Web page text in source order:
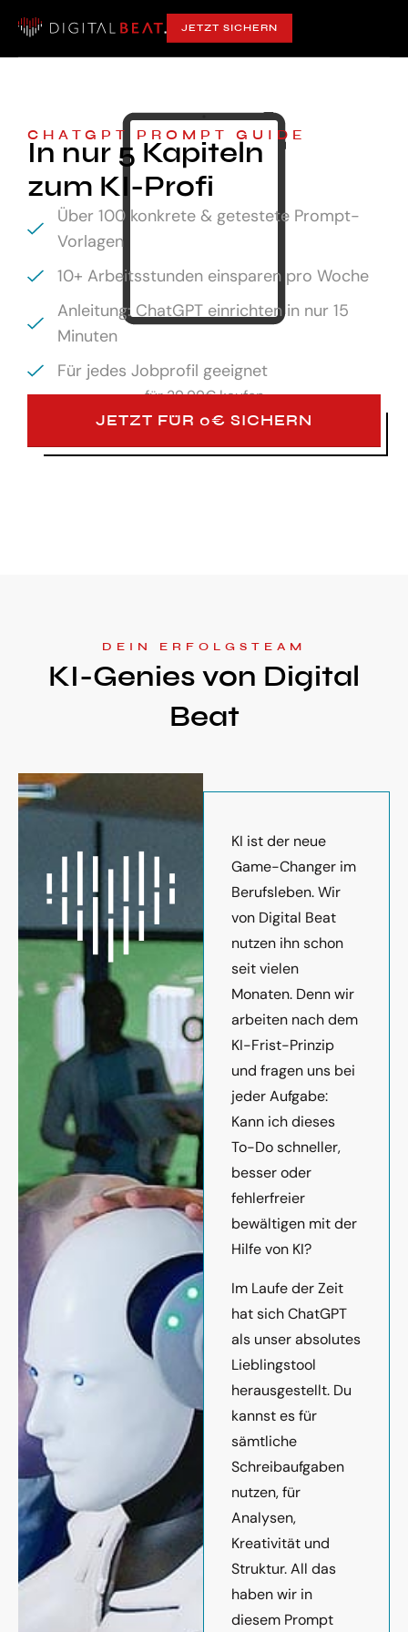
JETZT SICHERN
CHATGPT PROMPT GUIDE
In nur 5 Kapiteln
zum KI-Profi
Über 100 konkrete & getestete Prompt-
Vorlagen
10+ Arbeitsstunden einsparen pro Woche
Anleitung: ChatGPT einrichten in nur 15
Minuten
Für jedes Jobprofil geeignet
für29,99€ kaufen
JETZT FÜR 0€ SICHERN
DEIN ERFOLGSTEAM
KI-Genies von Digital
Beat
KI ist der neue
Game-Changer im
Berufsleben. Wir
von Digital Beat
nutzen ihn schon
seit vielen
Monaten. Denn wir
arbeiten nach dem
KI-Frist-Prinzip
und fragen uns bei
jeder Aufgabe:
Kann ich dieses
To-Do schneller,
besser oder
fehlerfreier
bewältigen mit der
Hilfe von KI?
Im Laufe der Zeit
hat sich ChatGPT
als unser absolutes
Lieblingstool
herausgestellt. Du
kannst es für
sämtliche
Schreibaufgaben
nutzen, für
Analysen,
Kreativität und
Struktur. All das
haben wir in
diesem Prompt